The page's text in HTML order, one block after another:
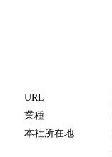
URL
業種
本社所在地